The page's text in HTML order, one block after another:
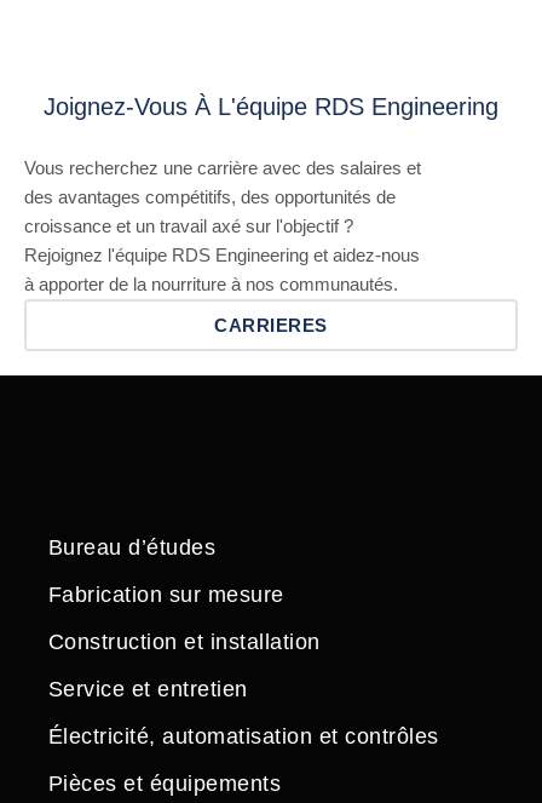
Joignez-Vous À L'équipe RDS Engineering
Vous recherchez une carrière avec des salaires et
des avantages compétitifs, des opportunités de
croissance et un travail axé sur l'objectif ?
Rejoignez l'équipe RDS Engineering et aidez-nous
à apporter de la nourriture à nos communautés.
CARRIERES
Bureau d’études
Fabrication sur mesure
Construction et installation
Service et entretien
Électricité, automatisation et contrôles
Pièces et équipements